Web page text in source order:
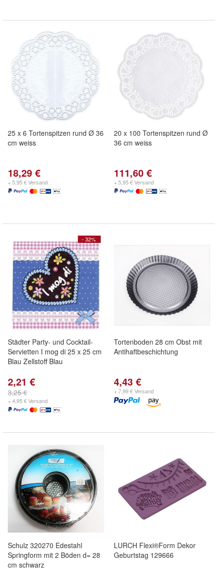
25 x 6 Tortenspitzen rund Ø 36
cm weiss
18,29 €
+ 5,95 € Versand
20 x 100 Tortenspitzen rund Ø
36 cm weiss
111,60 €
+ 5,95 € Versand
- 32%
Städter Party- und Cocktail-
Servietten I mog di 25 x 25 cm
Blau Zellstoff Blau
2,21 €
3,25 €
+ 4,95 € Versand
Tortenboden 28 cm Obst mit
Antihaftbeschichtung
4,43 €
+ 7,99 € Versand
Schulz 320270 Edestahl
Springform mit 2 Böden d= 28
cm schwarz
LURCH Flexi®Form Dekor
Geburtstag 129666